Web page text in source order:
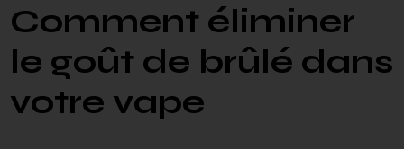
Comment éliminer
le goût de brûlé dans
votre vape